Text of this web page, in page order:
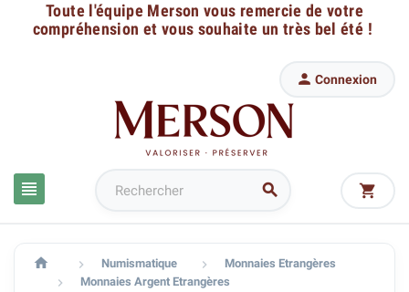
Toute l'équipe Merson vous remercie de votre
compréhension et vous souhaite un très bel été !
 
 Connexion

  Numismatique  Monnaies Etrangères
 Monnaies Argent Etrangères